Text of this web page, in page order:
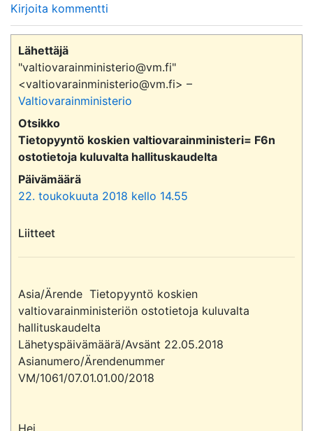
Kirjoita kommentti
Lähettäjä
"valtiovarainministerio@vm.fi"
<valtiovarainministerio@vm.fi> –
Valtiovarainministerio
Otsikko
Tietopyyntö koskien valtiovarainministeri= F6n
ostotietoja kuluvalta hallituskaudelta
Päivämäärä
22. toukokuuta 2018 kello 14.55
Liitteet
Asia/Ärende  Tietopyyntö koskien
valtiovarainministeriön ostotietoja kuluvalta
hallituskaudelta
Lähetyspäivämäärä/Avsänt 22.05.2018
Asianumero/Ärendenummer
VM/1061/07.01.01.00/2018
Hei,